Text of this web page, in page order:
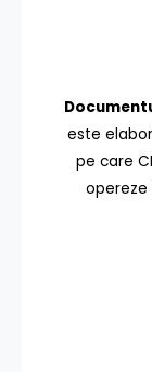
este
pe care